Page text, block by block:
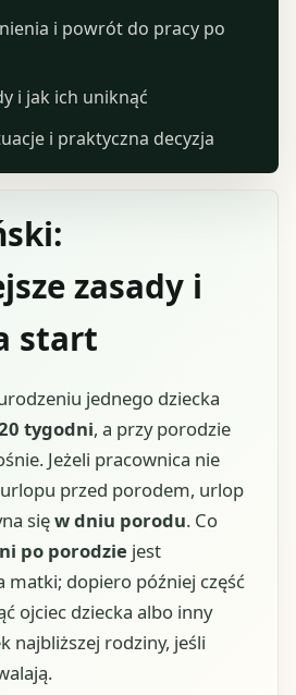
zasady i
start
jednego dziecka
tygodni, a przy porodzie
Jeżeli pracownica nie
urlopu przed porodem, urlop
sięw dniu porodu. Co
po porodzie jest
matki; dopiero później część
ojciec dziecka albo inny
najbliższej rodziny, jeśli
i powrót do pracy po
i jak ich uniknąć
i praktyczna decyzja